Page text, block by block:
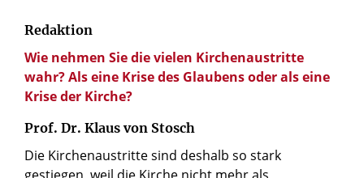
Redaktion
Wie nehmen Sie die vielen Kirchenaustritte
wahr? Als eine Krise des Glaubens oder als eine
Krise der Kirche?
Prof. Dr. Klaus von Stosch
Die Kirchenaustritte sind deshalb so stark